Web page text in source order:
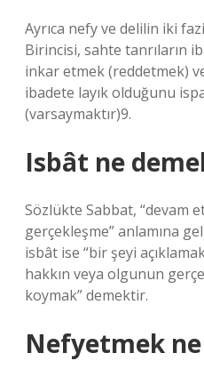
Ayrıca nefy ve delilin iki
Birincisi, sahte tanrıların
inkar etmek (reddetmek)
ibadete layık olduğunu
(varsaymaktır)9.
Isbât ne
Sözlükte Sabbat, “devam
gerçekleşme” anlamına
isbât ise “bir şeyi
hakkın veya olgunun
koymak” demektir.
Nefyetmek